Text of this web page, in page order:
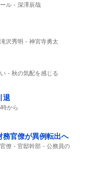
ル
深澤辰哉
滝沢秀明
神宮寺勇太
秋の気配を感じる
退
から
務官僚が異例転出へ
僚 官邸幹部
公務員の